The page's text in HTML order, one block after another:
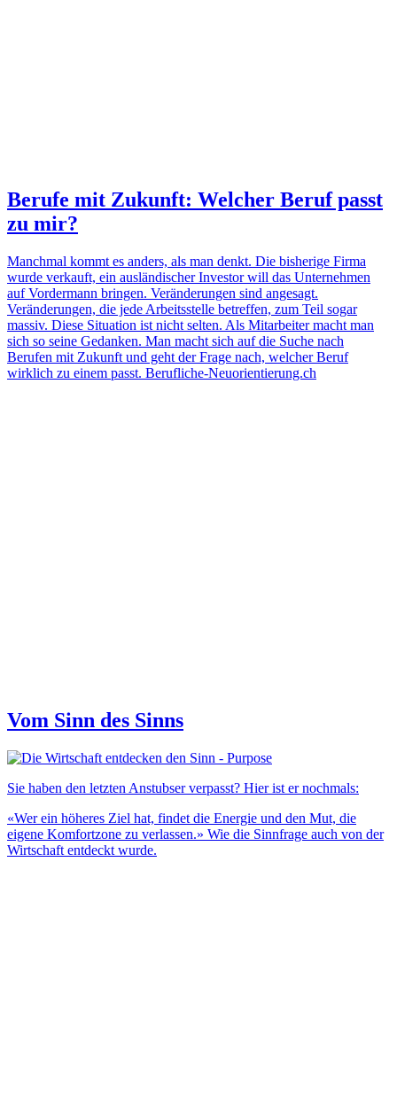
Berufe mit Zukunft: Welcher Beruf passt
zu mir?
Manchmal kommt es anders, als man denkt. Die bisherige Firma
wurde verkauft, ein ausländischer Investor will das Unternehmen
auf Vordermann bringen. Veränderungen sind angesagt.
Veränderungen, die jede Arbeitsstelle betreffen, zum Teil sogar
massiv. Diese Situation ist nicht selten. Als Mitarbeiter macht man
sich so seine Gedanken. Man macht sich auf die Suche nach
Berufen mit Zukunft und geht der Frage nach, welcher Beruf
wirklich zu einem passt. Berufliche-Neuorientierung.ch
Vom Sinn des Sinns
Sie haben den letzten Anstubser verpasst? Hier ist er nochmals:
«Wer ein höheres Ziel hat, findet die Energie und den Mut, die
eigene Komfortzone zu verlassen.» Wie die Sinnfrage auch von der
Wirtschaft entdeckt wurde.